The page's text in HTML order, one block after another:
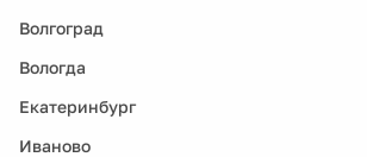
Волгоград
Вологда
Екатеринбург
Иваново